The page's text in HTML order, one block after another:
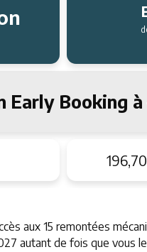
Early Booking
aux 15 remontées
autant de fois que vous